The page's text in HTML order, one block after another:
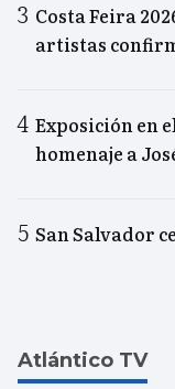
Costa Feira
artistas
Exposición en
homenaje a
San Salvador
Atlántico TV